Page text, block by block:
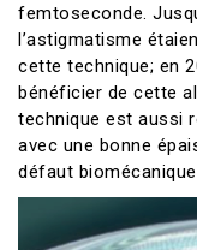
femtoseconde.
l’astigmatisme
cette technique; en
bénéficier de cette
technique est aussi
avec une bonne
défaut